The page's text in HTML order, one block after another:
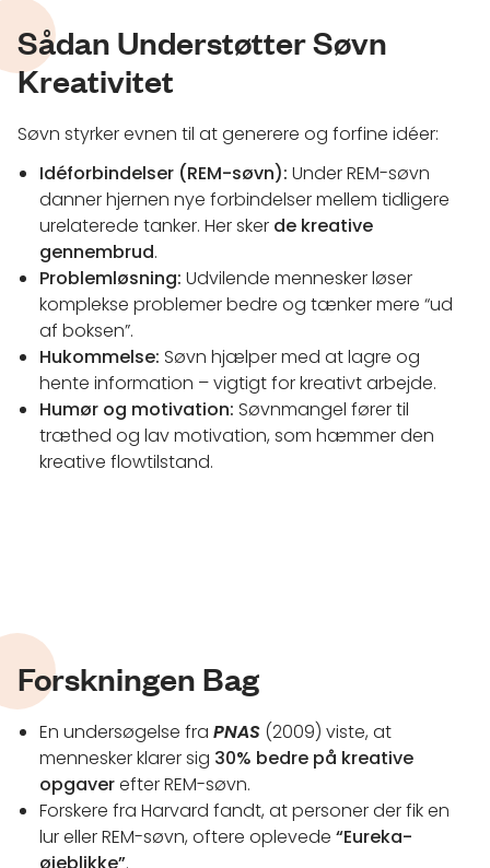
Sådan Understøtter Søvn
Kreativitet
Søvn styrker evnen til at generere og forfine idéer:
Idéforbindelser (REM-søvn): Under REM-søvn
danner hjernen nye forbindelser mellem tidligere
urelaterede tanker. Her sker de kreative
gennembrud.
Problemløsning: Udvilende mennesker løser
komplekse problemer bedre og tænker mere “ud
af boksen”.
Hukommelse: Søvn hjælper med at lagre og
hente information – vigtigt for kreativt arbejde.
Humør og motivation: Søvnmangel fører til
træthed og lav motivation, som hæmmer den
kreative flowtilstand.
Forskningen Bag
En undersøgelse fra PNAS (2009) viste, at
mennesker klarer sig 30% bedre på kreative
opgaverefter REM-søvn.
Forskere fra Harvard fandt, at personer der fik en
lur eller REM-søvn, oftere oplevede “Eureka-